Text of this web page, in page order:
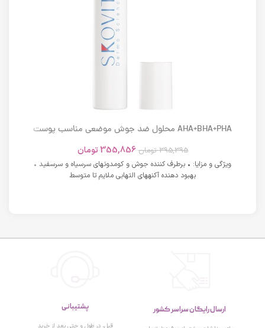
AHA+BHA+PHA محلول ضد جوش موضعی مناسب پوست
395,395 تومان 355,856 تومان
ویژگی و مزایا: • برطرف کننده جوش و کومدونهای سرسیاه و سرسفید •
بهبود دهنده آکنههای التهابی ملایم تا متوسط
ارسال رایگان سراسر کشور پشتیبانی
قبل، در طول و حتی بعد از خرید